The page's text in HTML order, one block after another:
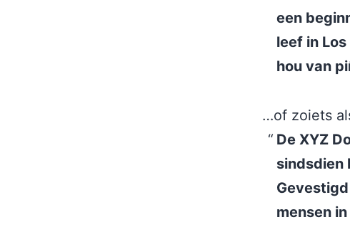
een
leef in
hou van
…of zoiets
De XYZ
sindsdien
mensen